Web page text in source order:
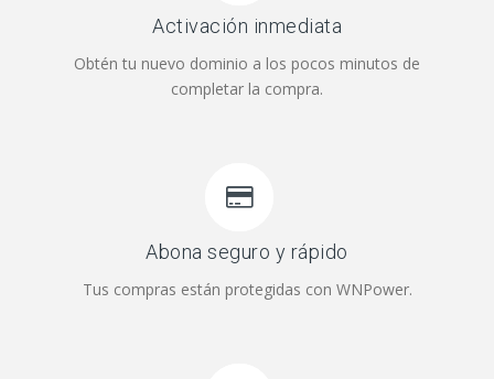
Activación inmediata
Obtén tu nuevo dominio a los pocos minutos de
completar la compra.
Abona seguro y rápido
Tus compras están protegidas con WNPower.